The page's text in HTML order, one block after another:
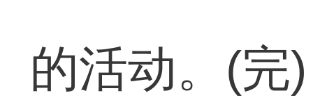
的活动。(完)